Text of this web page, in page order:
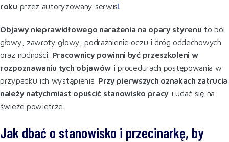
roku przez autoryzowany serwis[.
Objawy nieprawidłowego narażenia na opary styrenu to ból
głowy, zawroty głowy, podrażnienie oczu i dróg oddechowych
oraz nudności. Pracownicy powinni być przeszkoleni w
rozpoznawaniu tych objawów i procedurach postępowania w
przypadku ich wystąpienia. Przy pierwszych oznakach zatrucia
należy natychmiast opuścić stanowisko pracy i udać się na
świeże powietrze
Jak dbać o stanowisko i przecinarkę, by